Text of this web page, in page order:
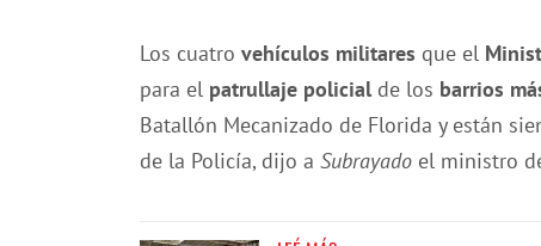
Los cuatro vehículos militares que el
para el patrullaje policial de los barrios
Batallón Mecanizado de Florida y están
de la Policía, dijo a Subrayado el ministro